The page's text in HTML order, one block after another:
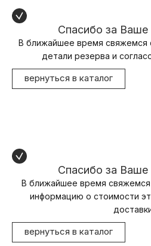
Спасибо за
В ближайшее время свяжемся
детали резерва и
вернуться в каталог
Спасибо за
В ближайшее время
информацию о стоимости
вернуться в каталог